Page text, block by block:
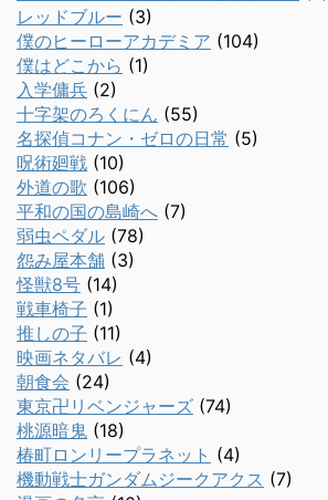
レッドブルー (3)
僕のヒーローアカデミア (104)
僕はどこから (1)
入学傭兵 (2)
十字架のろくにん (55)
名探偵コナン・ゼロの日常 (5)
呪術廻戦 (10)
外道の歌 (106)
平和の国の島崎へ (7)
弱虫ペダル (78)
怨み屋本舗 (3)
怪獣8号 (14)
戦車椅子 (1)
推しの子 (11)
映画ネタバレ (4)
朝食会 (24)
東京卍リベンジャーズ (74)
桃源暗鬼 (18)
椿町ロンリープラネット (4)
機動戦士ガンダムジークアクス (7)